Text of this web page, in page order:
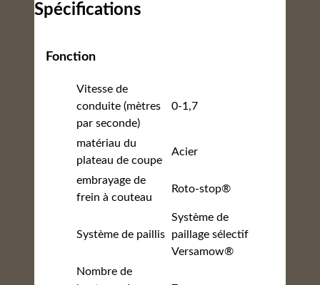
Spécifications
Fonction
Vitesse de
conduite (mètres
par seconde)
0-1,7
matériau du
plateau de coupe
Acier
embrayage de
frein à couteau
Roto-stop®
Système de paillis
Système de
paillage sélectif
Versamow®
Nombre de